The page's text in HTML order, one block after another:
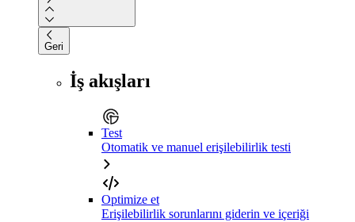
Geri
İş akışları
Test
Otomatik ve manuel erişilebilirlik testi
Optimize et
Erişilebilirlik sorunlarını giderin ve içeriği